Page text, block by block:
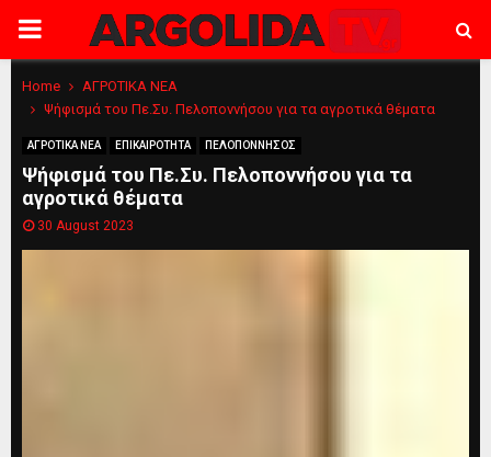
PRIMARY
MENU
Home
ΑΓΡΟΤΙΚΑ ΝΕΑ
Ψήφισμά του Πε.Συ. Πελοποννήσου για τα αγροτικά θέματα
ΑΓΡΟΤΙΚΑ ΝΕΑ ΕΠΙΚΑΙΡΟΤΗΤΑ ΠΕΛΟΠΟΝΝΗΣΟΣ
Ψήφισμά του Πε.Συ. Πελοποννήσου για τα
αγροτικά θέματα
30 August 2023